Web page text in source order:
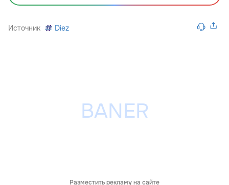
Источник Diez
Разместить рекламу на сайте